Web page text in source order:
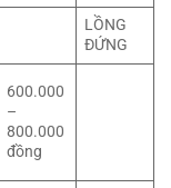
LỒNG
ĐỨNG
600.000
–
800.000
đồng